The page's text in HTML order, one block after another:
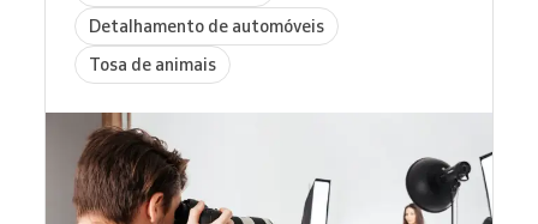
Detalhamento de automóveis
Tosa de animais